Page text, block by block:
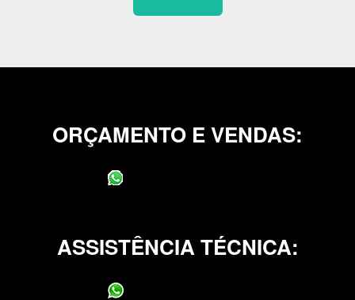
ORÇAMENTO E VENDAS:
ASSISTÊNCIA TÉCNICA: